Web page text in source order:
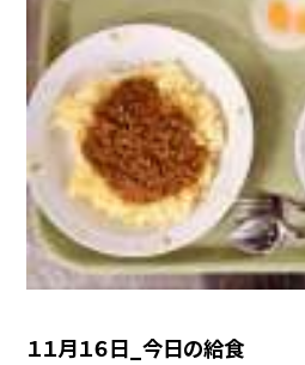
１１月１６日_今日の給食